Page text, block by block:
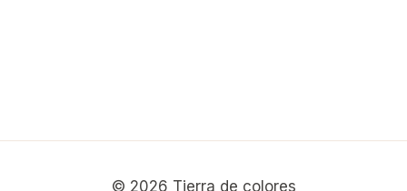
© 2026 Tierra de colores